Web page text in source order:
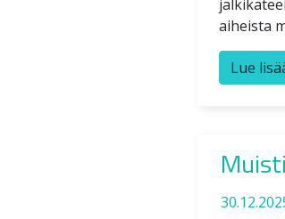
aiheista
Lue